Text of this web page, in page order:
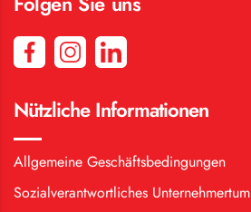
Nützliche Informationen
Allgemeine Geschäftsbedingungen
Sozialverantwortliches Unternehmertum